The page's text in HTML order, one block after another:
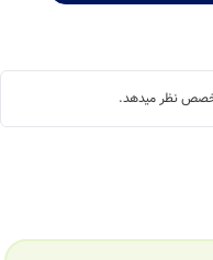
نظر میدهد.